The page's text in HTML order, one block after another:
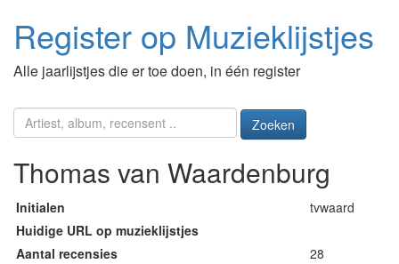
Register op Muzieklijstjes
Alle jaarlijstjes die er toe doen, in één register
Zoeken
Thomas van Waardenburg
Initialen
tvwaard
Huidige URL op muzieklijstjes
Aantal recensies
28